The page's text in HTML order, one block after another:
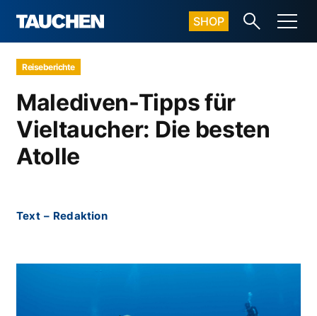
SHOP
Reiseberichte
Malediven-Tipps für
Vieltaucher: Die besten
Atolle
Text – Redaktion